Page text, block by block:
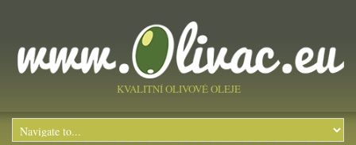
KVALITNÍ OLIVOVÉ OLEJE